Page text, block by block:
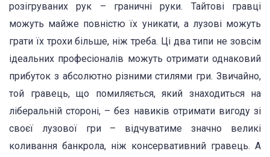
розігруваних рук – граничні руки. Тайтові гравці
можуть майже повністю їх уникати, а лузові можуть
грати їх трохи більше, ніж треба. Ці два типи не зовсім
ідеальних професіоналів можуть отримати однаковий
прибуток з абсолютно різними стилями гри. Звичайно,
той гравець, що помиляється, який знаходиться на
ліберальній стороні, – без навиків отримати вигоду зі
своєї лузової гри – відчуватиме значно великі
коливання банкрола, ніж консервативний гравець. А